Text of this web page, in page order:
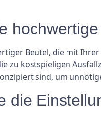
hochwertige
Beutel, die mit
zu kostspieligen
sind, um
die